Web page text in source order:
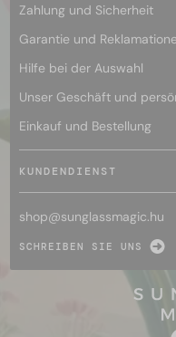
Zahlung und Sicherheit
Garantie und
Hilfe bei der Auswahl
Unser Geschäft und
Einkauf und Bestellung
KUNDENDIENST
shop@sunglassmagic.hu
SCHREIBEN SIE UNS